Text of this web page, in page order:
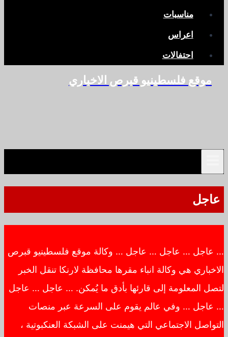
مناسبات
اعراس
احتفالات
موقع فلسطينيو قبرص الاخباري
عاجل
… عاجل … عاجل … عاجل … وكالة موقع فلسطينيو قبرص
الاخباري هي وكالة انباء مقرها محافظة لارنكا تنقل الخبر
لتصل المعلومة إلى قارئها بأدق ما يُمكن. … عاجل … عاجل
… عاجل … وفي عالم يقوم على السرعة عبر منصات
التواصل الاجتماعي التي هيمنت على الشبكة العنكبوتية ،